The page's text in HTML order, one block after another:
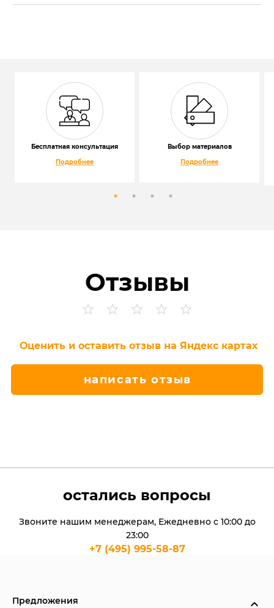
Бесплатная консультация
Подробнее
Выбор материалов
Подробнее
Отзывы
Оценить и оставить отзыв на Яндекс картах
написать отзыв
остались вопросы
Звоните нашим менеджерам, Ежедневно с 10:00 до
23:00
+7 (495) 995-58-87
Предложения